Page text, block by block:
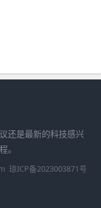
还是最新的科技感兴
。
琼ICP备2023003871号